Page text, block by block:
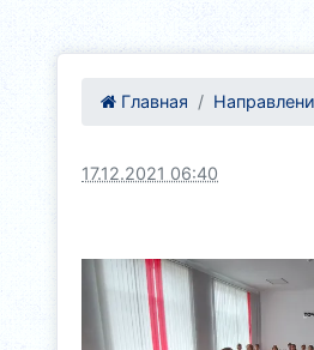
Главная
17.12.2021 06:40